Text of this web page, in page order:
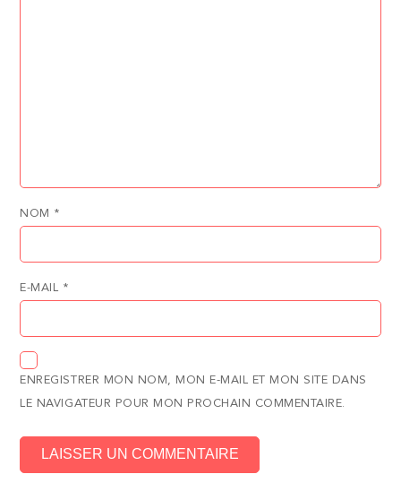
NOM *
E-MAIL *
ENREGISTRER MON NOM, MON E-MAIL ET MON SITE DANS
LE NAVIGATEUR POUR MON PROCHAIN COMMENTAIRE.